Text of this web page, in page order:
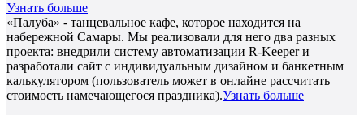
Узнать больше
«Палуба» - танцевальное кафе, которое находится на
набережной Самары. Мы реализовали для него два разных
проекта: внедрили систему автоматизации R-Keeper и
разработали сайт с индивидуальным дизайном и банкетным
калькулятором (пользователь может в онлайне рассчитать
стоимость намечающегося праздника).Узнать больше